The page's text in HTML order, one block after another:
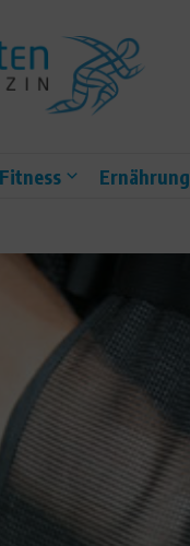
Fitness Ernährung